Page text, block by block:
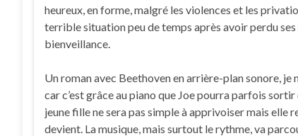
heureux, en forme, malgré les violences et les
terrible situation peu de temps après avoir perdu
bienveillance.
Un roman avec Beethoven en arrière-plan sonore, je
car c’est grâce au piano que Joe pourra parfois
jeune fille ne sera pas simple à apprivoiser mais elle
devient. La musique, mais surtout le rythme, va